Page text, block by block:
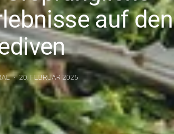
auf den
20. FEBRUAR 2025